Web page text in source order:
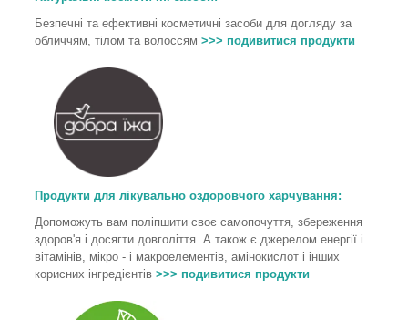
Безпечні та ефективні косметичні засоби для догляду за
обличчям, тілом та волоссям >>> подивитися продукти
Продукти для лікувально оздоровчого харчування:
Допоможуть вам поліпшити своє самопочуття, збереження
здоров'я і досягти довголіття. А також є джерелом енергії і
вітамінів, мікро - і макроелементів, амінокислот і інших
корисних інгредієнтів >>> подивитися продукти